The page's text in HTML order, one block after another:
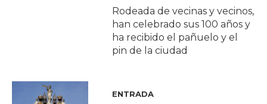
Rodeada de vecinas y vecinos,
han celebrado sus 100 años y
ha recibido el pañuelo y el
pin de la ciudad
ENTRADA